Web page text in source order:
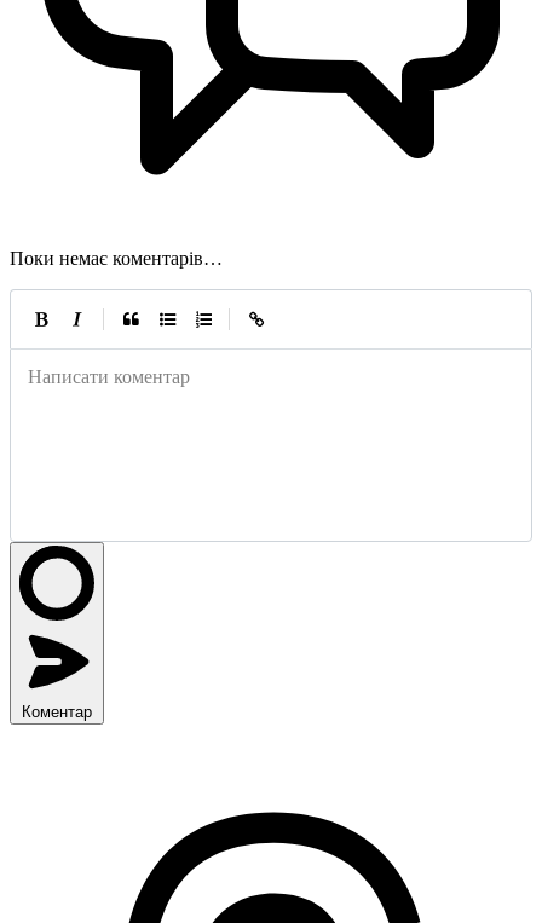
Поки немає коментарів…
Написати коментар
Коментар